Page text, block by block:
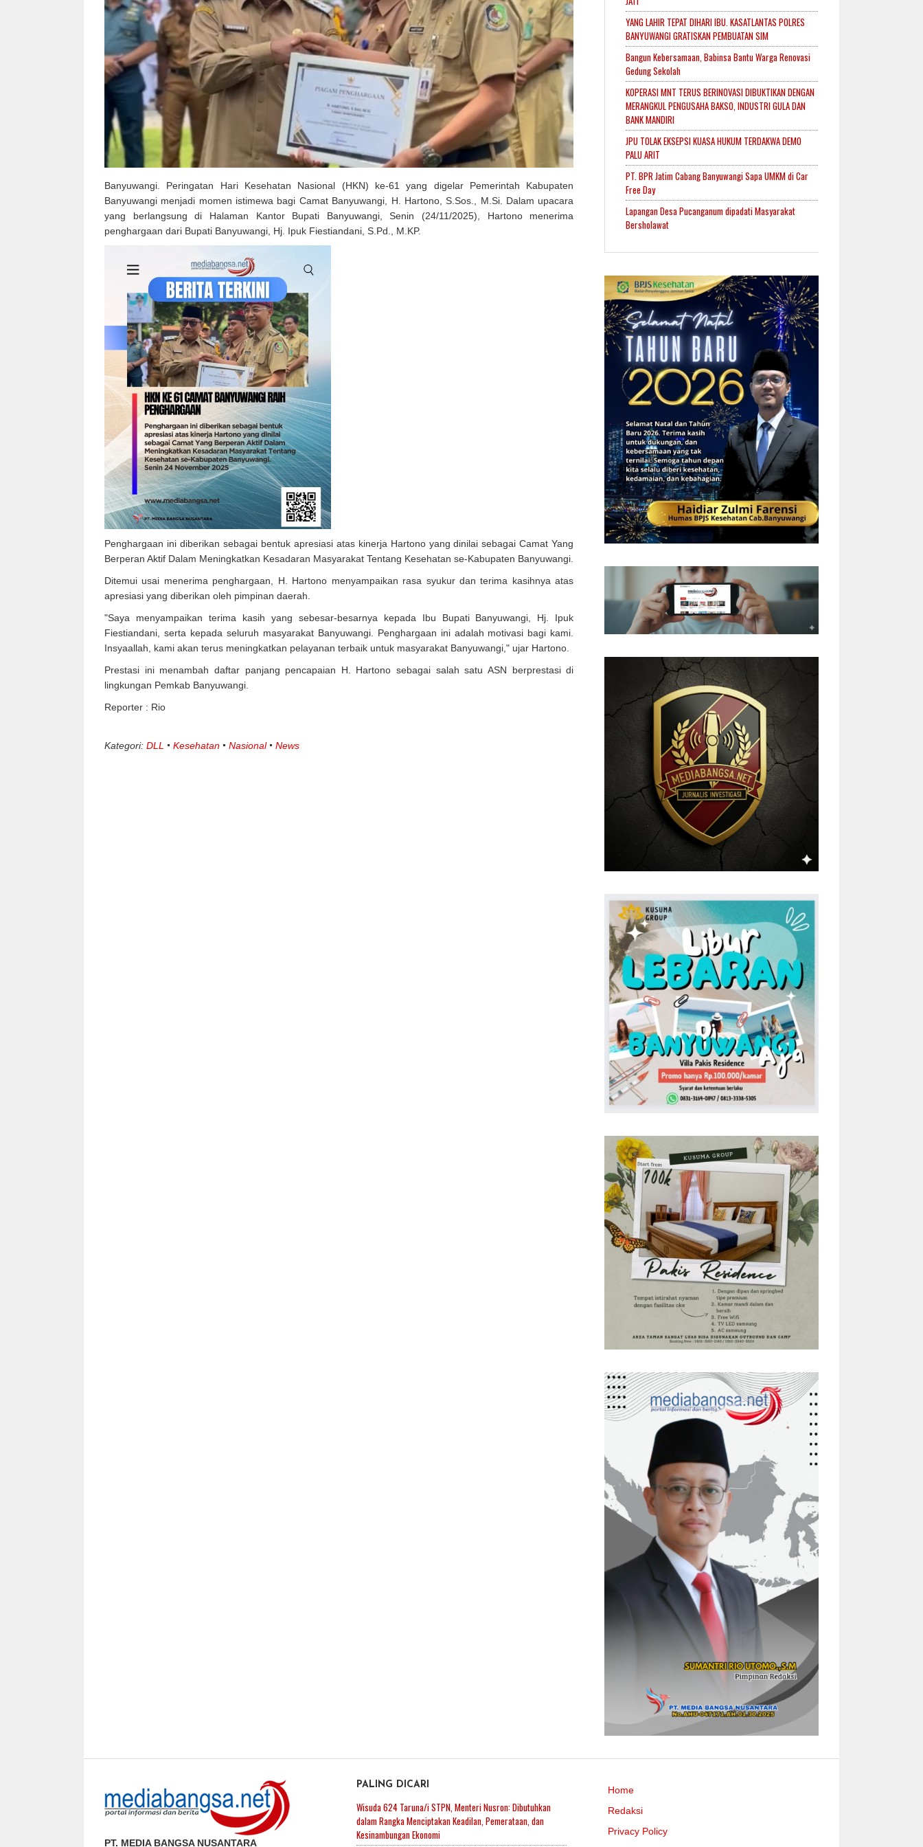
Banyuwangi. Peringatan Hari Kesehatan Nasional (HKN) ke-61 yang digelar Pemerintah Kabupaten
Banyuwangi menjadi momen istimewa bagi Camat Banyuwangi, H. Hartono, S.Sos., M.Si. Dalam upacara
yang berlangsung di Halaman Kantor Bupati Banyuwangi, Senin (24/11/2025), Hartono menerima
penghargaan dari Bupati Banyuwangi, Hj. Ipuk Fiestiandani, S.Pd., M.KP.
Penghargaan ini diberikan sebagai bentuk apresiasi atas kinerja Hartono yang dinilai sebagai Camat Yang
Berperan Aktif Dalam Meningkatkan Kesadaran Masyarakat Tentang Kesehatan se-Kabupaten Banyuwangi.
Ditemui usai menerima penghargaan, H. Hartono menyampaikan rasa syukur dan terima kasihnya atas
apresiasi yang diberikan oleh pimpinan daerah.
"Saya menyampaikan terima kasih yang sebesar-besarnya kepada Ibu Bupati Banyuwangi, Hj. Ipuk
Fiestiandani, serta kepada seluruh masyarakat Banyuwangi. Penghargaan ini adalah motivasi bagi kami.
Insyaallah, kami akan terus meningkatkan pelayanan terbaik untuk masyarakat Banyuwangi," ujar Hartono.
Prestasi ini menambah daftar panjang pencapaian H. Hartono sebagai salah satu ASN berprestasi di
lingkungan Pemkab Banyuwangi.
Reporter : Rio
Kategori: DLL Kesehatan Nasional News
YANG LAHIR TEPAT DIHARI IBU. KASATLANTAS POLRES
BANYUWANGI GRATISKAN PEMBUATAN SIM
Bangun Kebersamaan, Babinsa Bantu Warga Renovasi
Gedung Sekolah
KOPERASI MNT TERUS BERINOVASI DIBUKTIKAN DENGAN
MERANGKUL PENGUSAHA BAKSO, INDUSTRI GULA DAN
BANK MANDIRI
JPU TOLAK EKSEPSI KUASA HUKUM TERDAKWA DEMO
PALU ARIT
PT. BPR Jatim Cabang Banyuwangi Sapa UMKM di Car
Free Day
Lapangan Desa Pucanganum dipadati Masyarakat
Bersholawat
PT. MEDIA BANGSA NUSANTARA
PALING DICARI
Wisuda 624 Taruna/i STPN, Menteri Nusron: Dibutuhkan
dalam Rangka Menciptakan Keadilan, Pemerataan, dan
Kesinambungan Ekonomi
Home
Redaksi
Privacy Policy